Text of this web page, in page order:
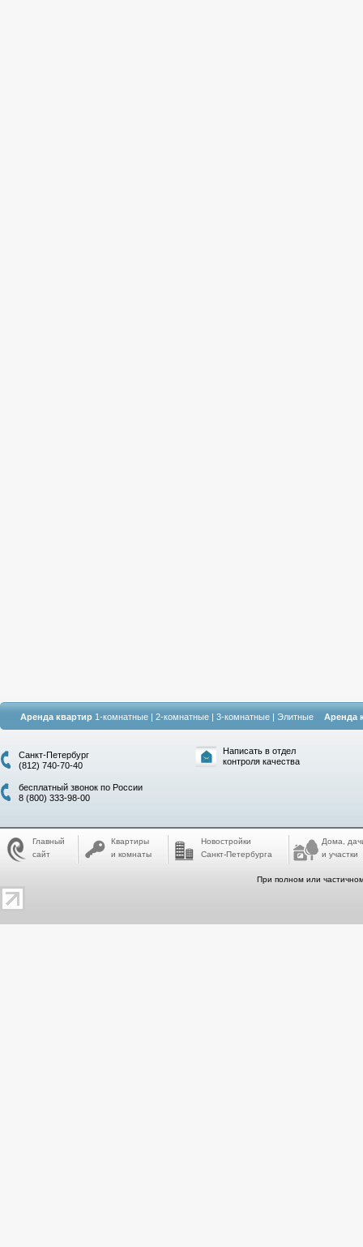
Аренда квартир 1-комнатные | 2-комнатные | 3-комнатные | Элитные Аренда
Санкт-Петербург
(812) 740-70-40
бесплатный звонок по России
8 (800) 333-98-00
Написать в отдел
контроля качества
Главный
сайт
Квартиры
и комнаты
Новостройки
Санкт-Петербурга
Дома,
и участки
При полном или